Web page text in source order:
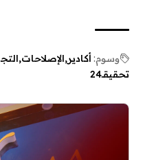
وسوم:أكادير الإصلاحات
تحقيقـ24